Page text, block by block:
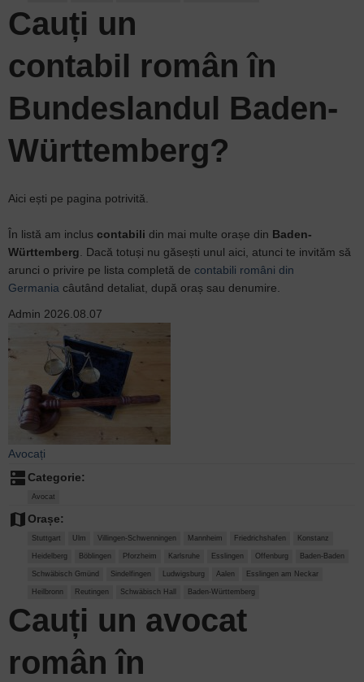
Cauți un
contabil român în
Bundeslandul Baden-
Württemberg?
Aici ești pe pagina potrivită.
În listă am inclus contabili din mai multe orașe din Baden-
Württemberg . Dacă totuși nu găsești unul aici, atunci te invităm să
arunci o privire pe lista completă de contabili români din
Germania câutând detaliat, după oraș sau denumire.
Admin 2026.08.07
Avocați
dnsCategorie:
Avocat
map Orașe:
Stuttgart Ulm Villingen-Schwenningen Mannheim Friedrichshafen Konstanz
Heidelberg Böblingen Pforzheim Karlsruhe Esslingen Offenburg Baden-Baden
Schwäbisch Gmünd Sindelfingen Ludwigsburg Aalen Esslingen am Neckar
Heilbronn Reutingen Schwäbisch Hall Baden-Württemberg
Cauți un avocat
român în